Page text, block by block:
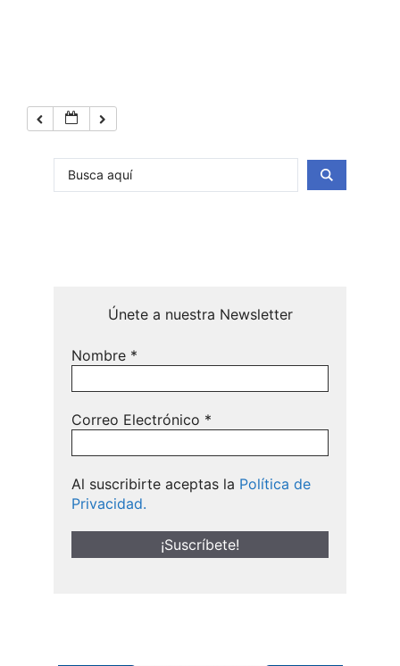
Únete a nuestra Newsletter
Nombre *
Correo Electrónico *
Al suscribirte aceptas la Política de
Privacidad.